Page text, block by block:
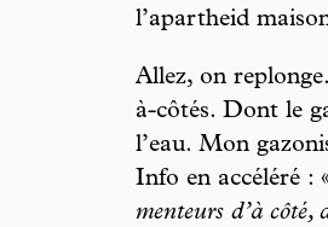
l’apartheid
Allez, on
à-côtés. Dont le
l’eau. Mon
Info en accéléré : «
menteurs d’à